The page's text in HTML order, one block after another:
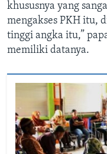
khususnya yang
mengakses PKH itu,
tinggi angka itu,”
memiliki datanya.